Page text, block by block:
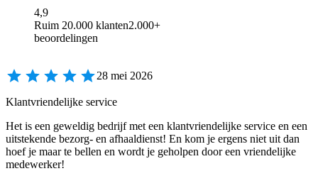
4,9
Ruim 20.000 klanten2.000+
beoordelingen
28 mei 2026
Klantvriendelijke service
Het is een geweldig bedrijf met een klantvriendelijke service en een
uitstekende bezorg- en afhaaldienst! En kom je ergens niet uit dan
hoef je maar te bellen en wordt je geholpen door een vriendelijke
medewerker!